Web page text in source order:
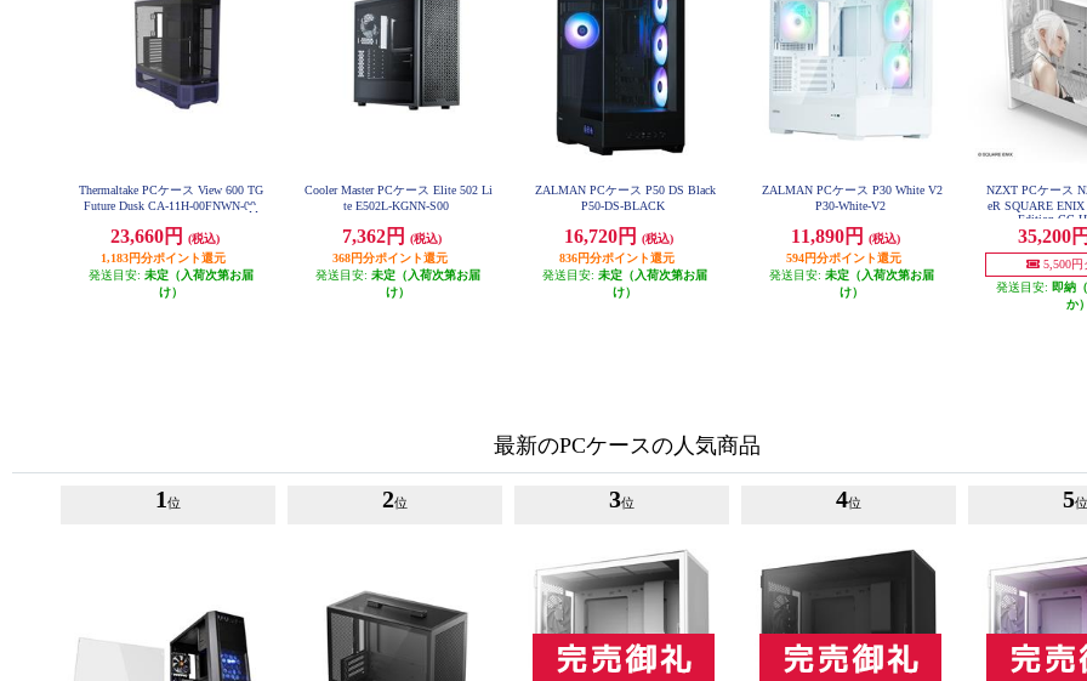
Thermaltake PCケース View 600 TG
Future Dusk CA-11H-00FNWN-00
23,660円
(税込)
1,183円分ポイント還元
発送目安: 未定（入荷次第お届
け）
Cooler Master PCケース Elite 502 Li
te E502L-KGNN-S00
7,362円
(税込)
368円分ポイント還元
発送目安: 未定（入荷次第お届
け）
ZALMAN PCケース P50 DS Black
P50-DS-BLACK
16,720円
(税込)
836円分ポイント還元
発送目安: 未定（入荷次第お届
け）
ZALMAN PCケース P30 White V2
P30-White-V2
11,890円
(税込)
594円分ポイント還元
発送目安: 未定（入荷次第お届
け）
NZXT PCケース
eR SQUARE ENIX
Edition CC-
35,200円
5,500円
発送目安: 即納
か）
最新のPCケースの人気商品
1 位 2位 3位 4位 5位